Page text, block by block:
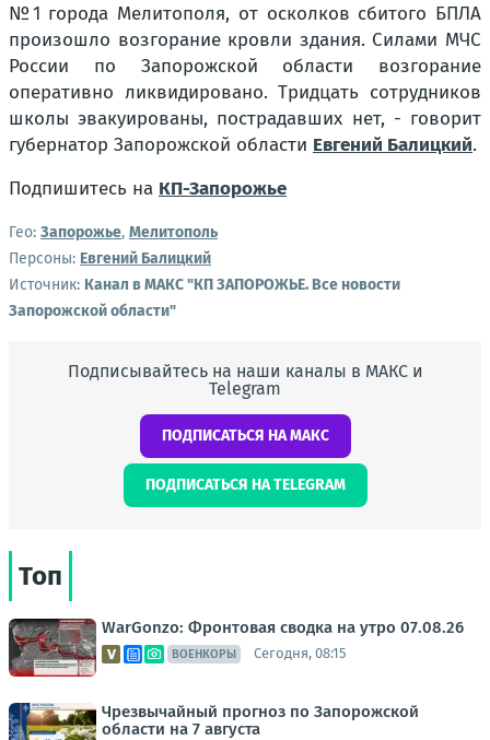
№1 города Мелитополя, от осколков сбитого БПЛА
произошло возгорание кровли здания. Силами МЧС
России по Запорожской области возгорание
оперативно ликвидировано. Тридцать сотрудников
школы эвакуированы, пострадавших нет, - говорит
губернатор Запорожской области Евгений Балицкий.
Подпишитесь на КП-Запорожье
Гео: Запорожье, Мелитополь
Персоны: Евгений Балицкий
Источник: Канал в МАКС "КП ЗАПОРОЖЬЕ. Все новости
Запорожской области"
Подписывайтесь на наши каналы в МАКС и
Telegram
ПОДПИСАТЬСЯ НА МАКС
ПОДПИСАТЬСЯ НА TELEGRAM
Топ
WarGonzo: Фронтовая сводка на утро 07.08.26
ВОЕНКОРЫ Сегодня, 08:15
Чрезвычайный прогноз по Запорожской
области на 7 августа